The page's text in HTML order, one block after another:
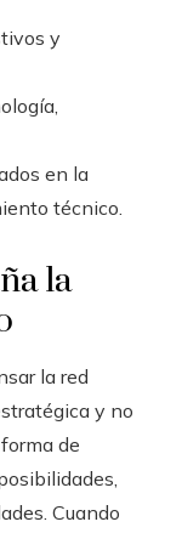
y
en la
técnico.
la
la red
y no
de
Cuando